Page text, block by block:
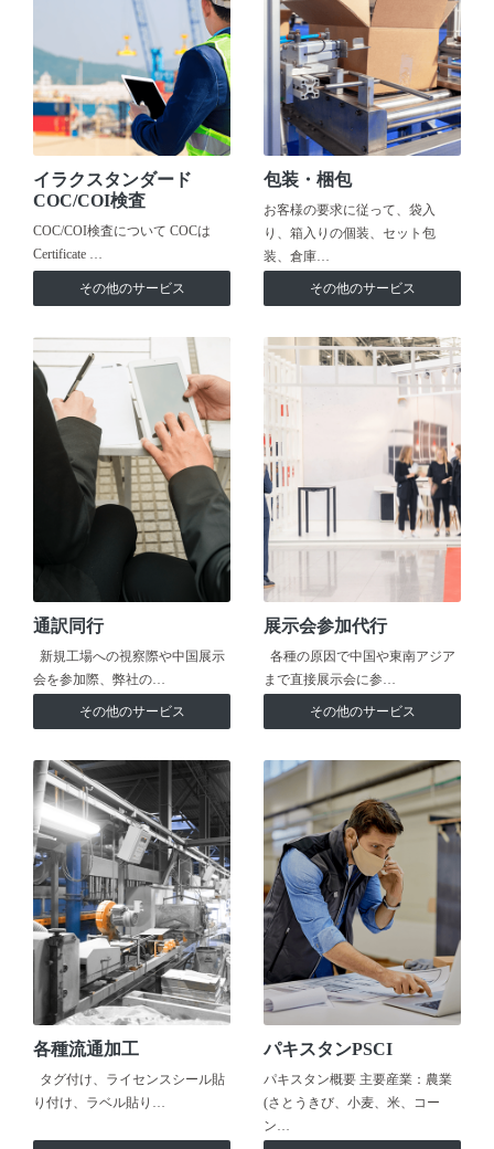
イラクスタンダード
COC/COI検査
COC/COI検査について COCは
Certificate …
その他のサービス
包装・梱包
お客様の要求に従って、袋入
り、箱入りの個装、セット包
装、倉庫…
その他のサービス
通訳同行
新規工場への視察際や中国展示
会を参加際、弊社の…
その他のサービス
展示会参加代行
各種の原因で中国や東南アジア
まで直接展示会に参…
その他のサービス
各種流通加工
タグ付け、ライセンスシール貼
り付け、ラベル貼り…
パキスタンPSCI
パキスタン概要 主要産業：農業
(さとうきび、小麦、米、コー
ン…